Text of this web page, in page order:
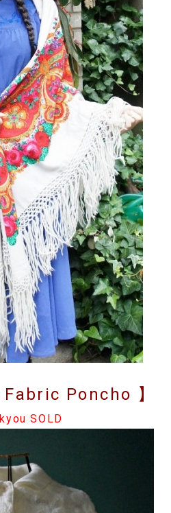
Poncho 】
SOLD